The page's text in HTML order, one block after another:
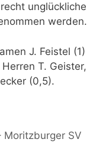
unglückliche
werden.
J. Feistel (1)
T. Geister,
(0,5).
Moritzburger SV